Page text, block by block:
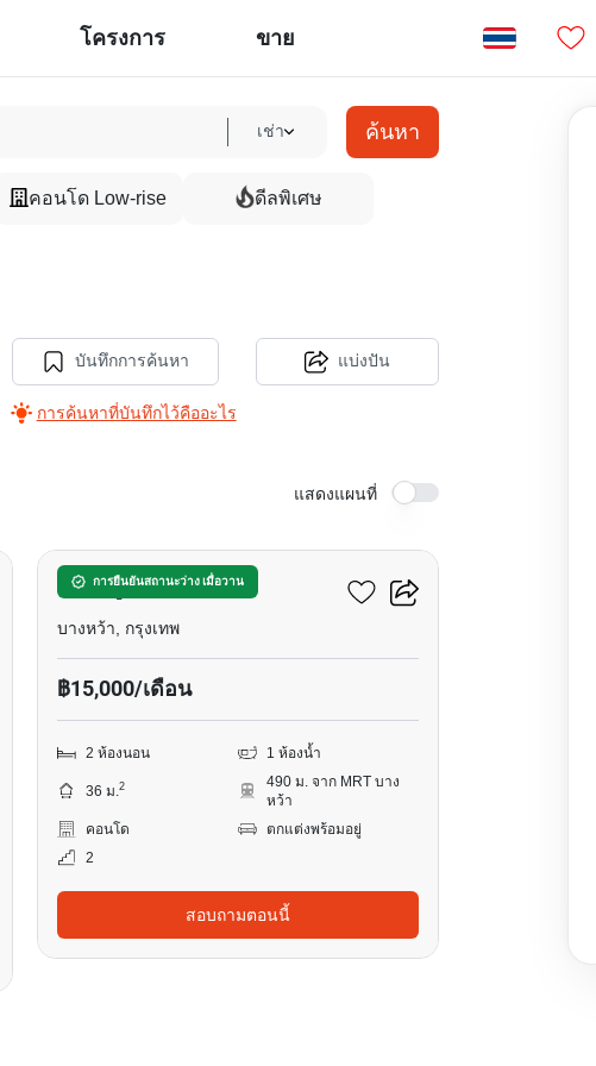
โครงการ ขาย
เช่า ค้นหา
คอนโด Low-rise ดีลพิเศษ
บันทึกการค้นหา
การค้นหาที่บันทึกไว้คืออะไร
แบ่งปัน
แสดงแผนที่
การยืนยันสถานะว่าง เมื่อวาน
เดอะ มูฟ บางหว้า
บางหว้า, กรุงเทพ
฿15,000/เดือน
2 ห้องนอน 1 ห้องน้ำ
36 ม.2
490 ม. จาก MRT บาง
หว้า
คอนโด
ตกแต่งพร้อมอยู่
2
สอบถามตอนนี้